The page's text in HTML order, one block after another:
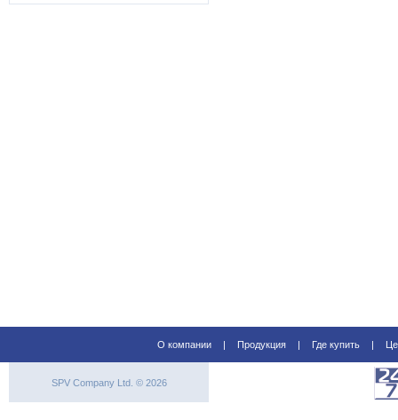
О компании | Продукция | Где купить |
SPV Company Ltd. © 2026